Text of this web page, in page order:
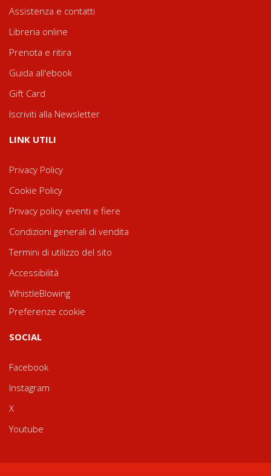
Assistenza e contatti
Libreria online
Prenota e ritira
Guida all'ebook
Gift Card
Iscriviti alla Newsletter
LINK UTILI
Privacy Policy
Cookie Policy
Privacy policy eventi e fiere
Condizioni generali di vendita
Termini di utilizzo del sito
Accessibilità
WhistleBlowing
Preferenze cookie
SOCIAL
Facebook
Instagram
X
Youtube